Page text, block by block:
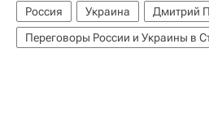
Россия
Украина
Дмитрий
Переговоры России и Украины в